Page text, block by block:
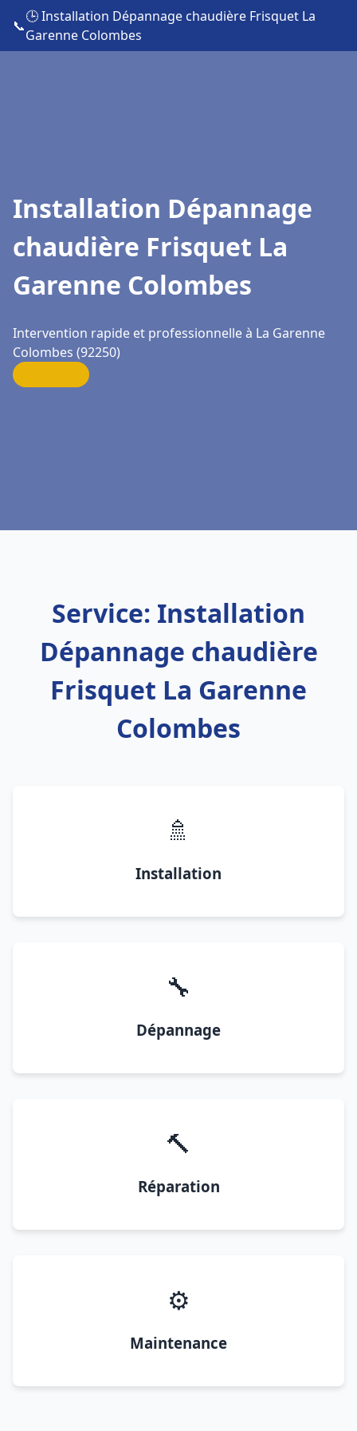
📞
🕒 Installation Dépannage chaudière Frisquet La
Garenne Colombes
Installation Dépannage
chaudière Frisquet La
Garenne Colombes
Intervention rapide et professionnelle à La Garenne
Colombes (92250)
Service: Installation
Dépannage chaudière
Frisquet La Garenne
Colombes
🚿
Installation
🔧
Dépannage
🔨
Réparation
⚙️
Maintenance